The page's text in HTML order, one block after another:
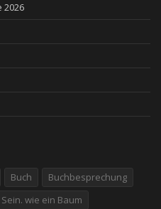
2026
Buch
Buchbesprechung
wie ein Baum